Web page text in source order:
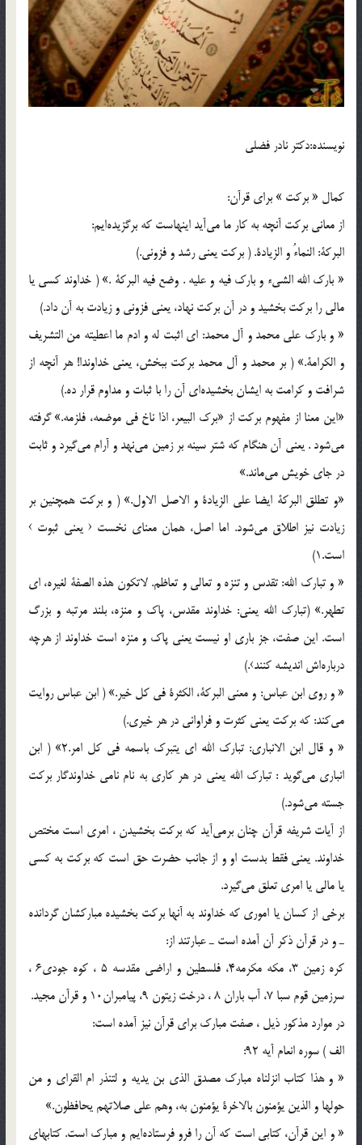
نويسنده:دكتر نادر فضلي
كمال « بركت » براي قرآن:
از معاني بركت آنچه به كار ما مي‌آيد اينهاست كه برگزيده‌ايم:
البركة: النماءُ و الزيادة. ( بركت يعني رشد و فزوني.)
« بارك الله الشيء و بارك فيه و عليه . وضع فيه البركة .» ( خداوند كسي يا
مالي را بركت بخشيد و در آن بركت نهاد، يعني فزوني و زيادت به آن داد.)
« و بارك علي محمد و آل محمد: اي اثبت له و ادم ما اعطيته من التشريف
و الكرامة.» ( بر محمد و آل محمد بركت ببخش، يعني خداوندا! هر آنچه از
شرافت و كرامت به ايشان بخشيده‌اي آن را با ثبات و مداوم قرار ده.)
«اين معنا از مفهوم بركت از «برك البيعر، اذا ناخ في موضعه، فلزمه.» گرفته
مي‌شود . يعني آن هنگام كه شتر سينه بر زمين مي‌نهد و آرام مي‌گيرد و ثابت
در جاي خويش مي‌ماند.»
«و تطلق البركة ايضا علي الزيادة و الاصل الاول.» ( و بركت همچنين بر
زيادت نيز اطلاق مي‌شود. اما اصل، همان معناي نخست ‹ يعني ثبوت ›
است.1)
« و تبارك الله: تقدس و تنزه و تعالي و تعاظم. لاتكون هذه الصفة لغيره، اي
تطهر.» (تبارك الله يعني: خداوند مقدس، پاك و منزه، بلند مرتبه و بزرگ
است. اين صفت، جز باري او نيست يعني پاك و منزه است خداوند از هرچه
درباره‌اش انديشه كنند›.)
« و روي ابن عباس: و معني البركة، الكثرة في كل خير.» ( ابن عباس روايت
مي‌كند: كه بركت يعني كثرت و فراواني در هر خيري.)
« و قال ابن الانباري: تبارك الله اي يتبرك باسمه في كل امر.2» ( ابن
انباري مي‌گويد : تبارك الله يعني در هر كاري به نام نامي خداوندگار بركت
جسته مي‌شود.)
از آيات شريفه قرآن چنان بر‌مي‌آيد كه بركت بخشيدن ، امري است مختص
خداوند. يعني فقط بدست او و از جانب حضرت حق است كه بركت به كسي
يا مالي يا امري تعلق مي‌گيرد.
برخي از كسان يا اموري كه خداوند به آنها بركت بخشيده مباركشان گردانده
ـ و در قرآن ذكر آن آمده است ـ عبارتند از:
كره زمين 3، مكه مكرمه4، فلسطين و اراضي مقدسه 5 ، كوه جودي6 ،
سرزمين قوم سبا 7، آب باران 8 ، درخت زيتون 9، پيامبران10 و قرآن مجيد.
در موارد مذكور ذيل ، صفت مبارك براي قرآن نيز آمده است:
الف ) سوره انعام آيه 92:
« و هذا كتاب انزلناه مبارك مصدق الذي بن يديه و لتنذر ام القراي و من
حولها و الذين يؤمنون بالاخرة يؤمنون به، وهم علي صلاتهم يحافظون.»
« و اين قرآن، كتابي است كه آن را فرو فرستاده‌ايم و مبارك است. كتابهاي